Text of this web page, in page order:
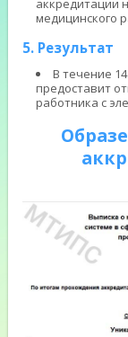
аккредитации
медицинского
5. Результат
В течение
предоставит
работника с